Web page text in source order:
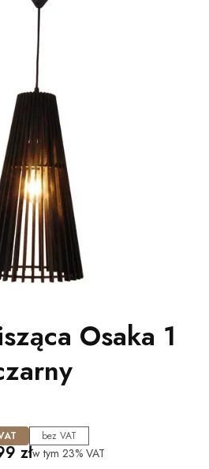
Osaka 1
bez VAT
złw tym 23% VAT